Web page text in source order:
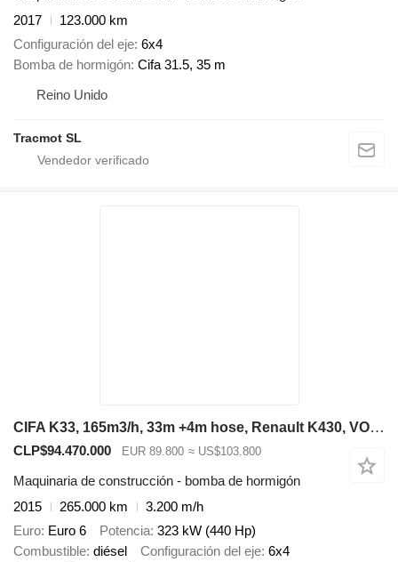
2017
123.000 km
Configuración del eje 6x4
Bomba de hormigón Cifa 31.5, 35 m
Reino Unido
Tracmot SL
CIFA K33, 165m3/h, 33m +4m hose, Renault K430, VOLVO engine, 32 36
CLP$94.470.000 EUR 89.800 ≈ US$103.800
Maquinaria de construcción - bomba de hormigón
2015
265.000 km
3.200 m/h
Euro Euro 6 Potencia 323 kW (440 Hp)
Combustible diésel Configuración del eje 6x4